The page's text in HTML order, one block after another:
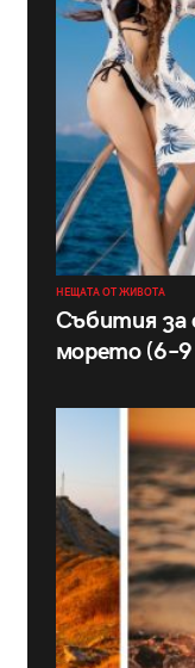
НЕЩАТА ОТ ЖИВОТА
Събития за
морето